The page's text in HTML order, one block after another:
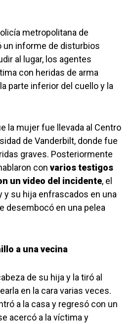
metropolitana de
un informe de disturbios
al lugar, los agentes
con heridas de arma
parte inferior del cuello y la
la mujer fue llevada al Centro
de Vanderbilt, donde fue
graves. Posteriormente
con varios testigos
un video del incidente, el
y su hija enfrascados en una
desembocó en una pelea
a una vecina
de su hija y la tiró al
en la cara varias veces.
a la casa y regresó con un
acercó a la víctima y